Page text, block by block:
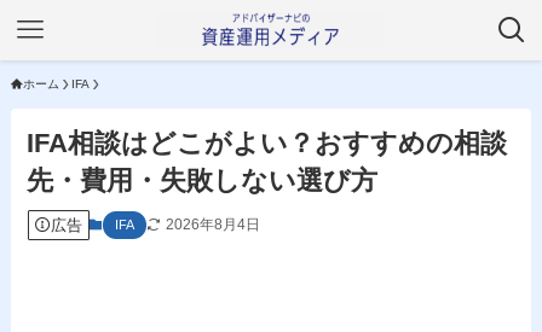
ホーム IFA
IFA相談はどこがよい？おすすめの相談
先・費用・失敗しない選び方
広告 IFA 2026年8月4日